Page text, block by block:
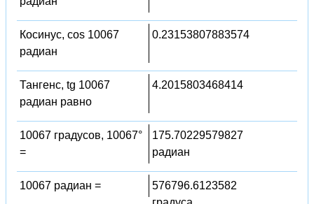
Косинус, cos 10067
радиан
0.23153807883574
Тангенс, tg 10067
радиан равно
4.2015803468414
10067 градусов, 10067°
=
175.70229579827
радиан
10067 радиан =
576796.6123582